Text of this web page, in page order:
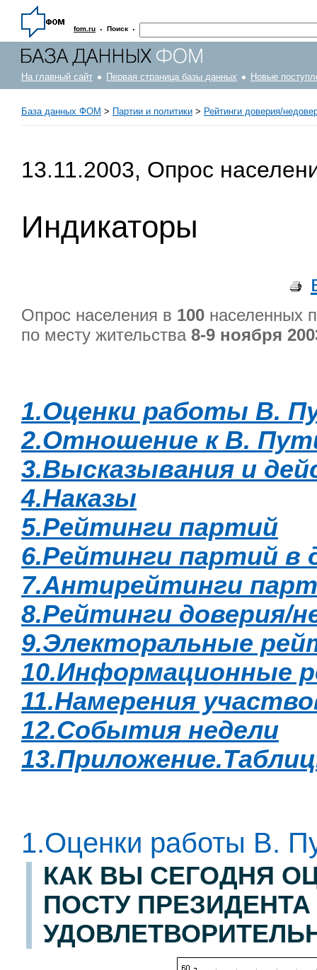
fom.ru · Поиск ·
На главный сайт Первая страница базы данных Новые
База данных ФОМ > Партии и политики > Рейтинги доверия/
13.11.2003, Опрос
Индикаторы
Опрос населения в 100 населенных
по месту жительства 8-9 ноября
1.Оценки работы В.
2.Отношение к В.
3.Высказывания и
4.Наказы
5.Рейтинги партий
6.Рейтинги партий в
7.Антирейтинги
8.Рейтинги доверия/
9.Электоральные
10.Информационные
11.Намерения
12.События недели
1.Оценки работы В.
КАК ВЫ СЕГОДНЯ
ПОСТУ